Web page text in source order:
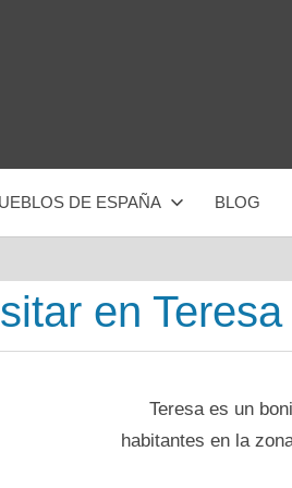
DE ESPAÑA BLOG
en
Teresa es un
habitantes en la